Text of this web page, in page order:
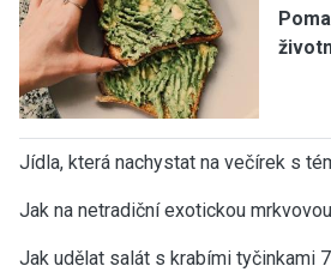
Jídla, která nachystat na večírek s
Jak na netradiční exotickou
Jak udělat salát s krabími tyčinkami